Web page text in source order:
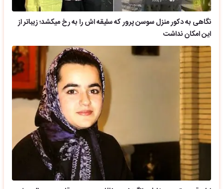
نگاهی به دکور منزل سوسن پرور که سلیقه اش را به رخ میکشد؛ زیباتر از
این امکان نداشت